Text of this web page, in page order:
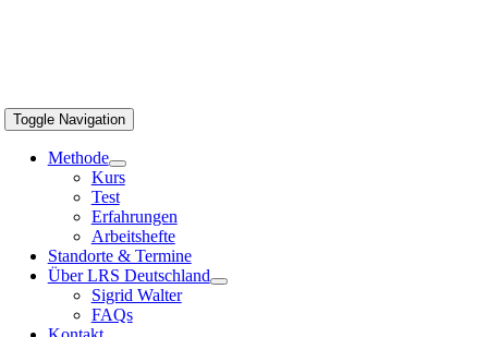
Toggle Navigation
Methode
Kurs
Test
Erfahrungen
Arbeitshefte
Standorte & Termine
Über LRS Deutschland
Sigrid Walter
FAQs